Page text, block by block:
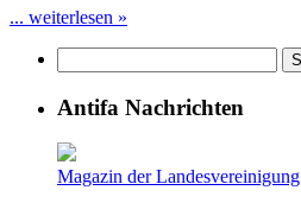
... weiterlesen »
Antifa Nachrichten
Magazin der Landesvereinigung